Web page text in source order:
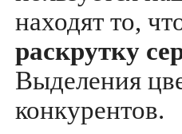
находят то,
раскрутку
Выделения
конкурентов.